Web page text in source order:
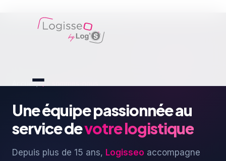
Accueil/Qui sommes-nous
Une équipe passionnée au
service devotre logistique
Depuis plus de 15 ans, Logisseo accompagne